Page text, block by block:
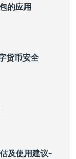
的应用
货币安全
及使用建议-